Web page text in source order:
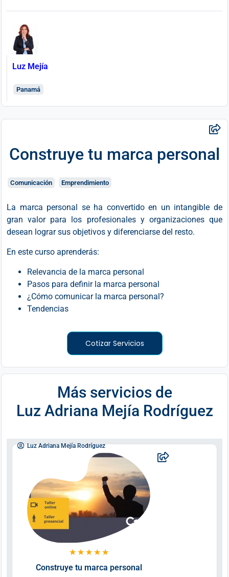
Luz Mejía
Panamá
Construye tu marca personal
Comunicación Emprendimiento
La marca personal se ha convertido en un intangible de
gran valor para los profesionales y organizaciones que
desean lograr sus objetivos y diferenciarse del resto.
En este curso aprenderás:
Relevancia de la marca personal
Pasos para definir la marca personal
¿Cómo comunicar la marca personal?
Tendencias
Cotizar Servicios
Más servicios de
Luz Adriana Mejía Rodríguez
Luz Adriana Mejía Rodríguez
★ ★ ★ ★ ★
Construye tu marca personal